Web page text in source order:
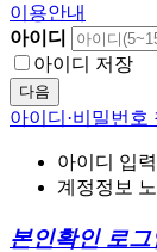
이용안내
아이디
아이디 저장
다음
아이디·비밀번호
아이디 입
계정정보
본인확인 로그